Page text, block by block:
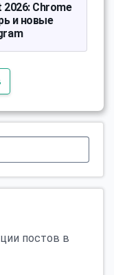
2026: Chrome
и новые
постов в